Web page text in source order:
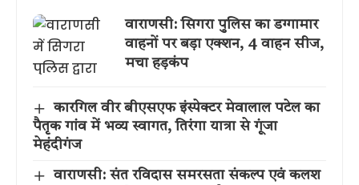
वाराणसी: सिगरा पुलिस का डग्गामार
वाहनों पर बड़ा एक्शन, 4 वाहन सीज,
मचा हड़कंप
कारगिल वीर बीएसएफ इंस्पेक्टर मेवालाल पटेल का
पैतृक गांव में भव्य स्वागत, तिरंगा यात्रा से गूंजा
मेहंदीगंज
वाराणसी: संत रविदास समरसता संकल्प एवं कलश